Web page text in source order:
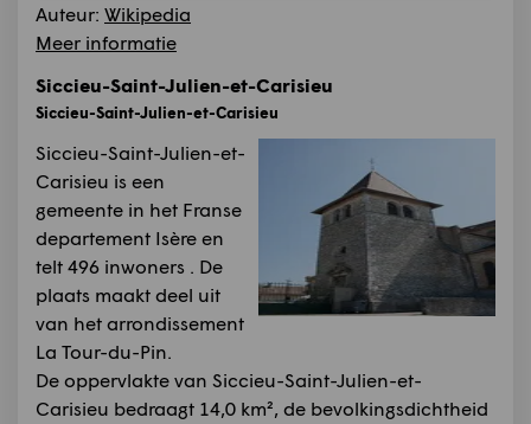
Auteur: Wikipedia
Meer informatie
Siccieu-Saint-Julien-et-Carisieu
Siccieu-Saint-Julien-et-Carisieu
Siccieu-Saint-Julien-et-
Carisieu is een
gemeente in het Franse
departement Isère en
telt 496 inwoners . De
plaats maakt deel uit
van het arrondissement
La Tour-du-Pin.
De oppervlakte van Siccieu-Saint-Julien-et-
Carisieu bedraagt 14,0 km², de bevolkingsdichtheid